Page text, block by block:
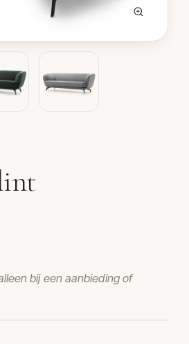
bij een aanbieding of